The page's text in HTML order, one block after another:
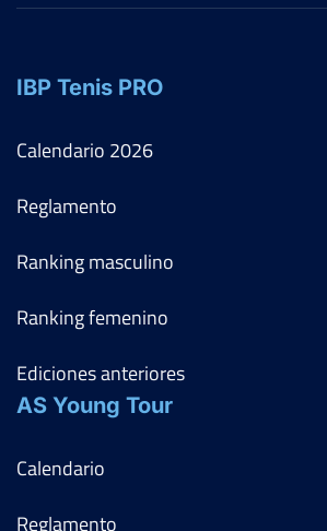
IBP Tenis PRO
Calendario 2026
Reglamento
Ranking masculino
Ranking femenino
Ediciones anteriores
AS Young Tour
Calendario
Reglamento